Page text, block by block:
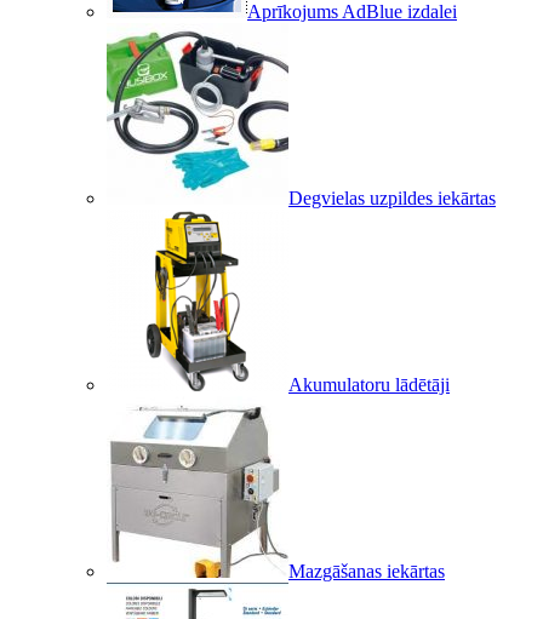
Aprīkojums AdBlue izdalei
Degvielas uzpildes iekārtas
Akumulatoru lādētāji
Mazgāšanas iekārtas